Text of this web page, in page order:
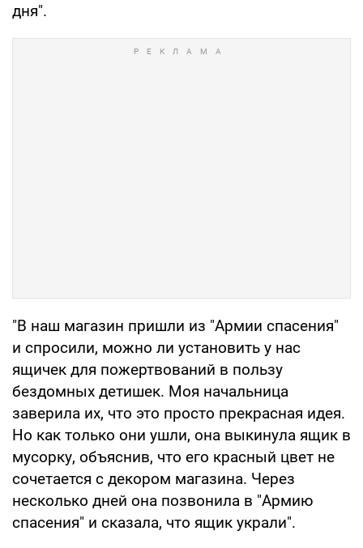
дня".
"В наш магазин пришли из "Армии спасения"
и спросили, можно ли установить у нас
ящичек для пожертвований в пользу
бездомных детишек. Моя начальница
заверила их, что это просто прекрасная идея.
Но как только они ушли, она выкинула ящик в
мусорку, объяснив, что его красный цвет не
сочетается с декором магазина. Через
несколько дней она позвонила в "Армию
спасения" и сказала, что ящик украли".